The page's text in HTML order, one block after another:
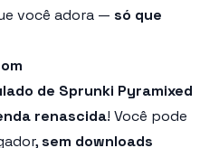
você adora — só que
de Sprunki Pyramixed
renascida! Você pode
sem downloads